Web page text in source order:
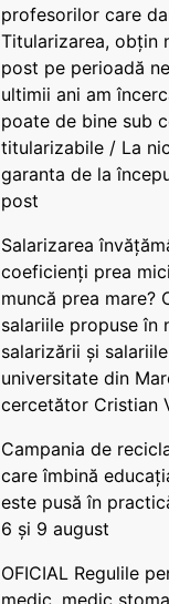
profesorilor care
Titularizarea, obțin
post pe perioadă
ultimii ani am
poate de bine sub
titularizabile / La
garanta de la
post
Salarizarea
coeficienți prea
muncă prea mare?
salariile propuse în
salarizării și
universitate din
cercetător Cristian
Campania de
care îmbină
este pusă în
6 și 9 august
OFICIAL Regulile
medic, medic